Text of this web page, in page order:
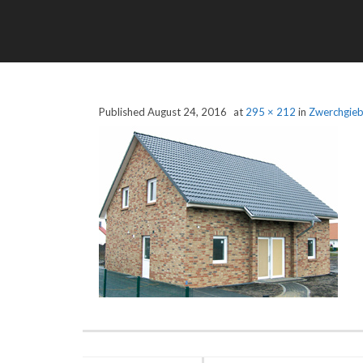
Published August 24, 2016 at 295 × 212 in